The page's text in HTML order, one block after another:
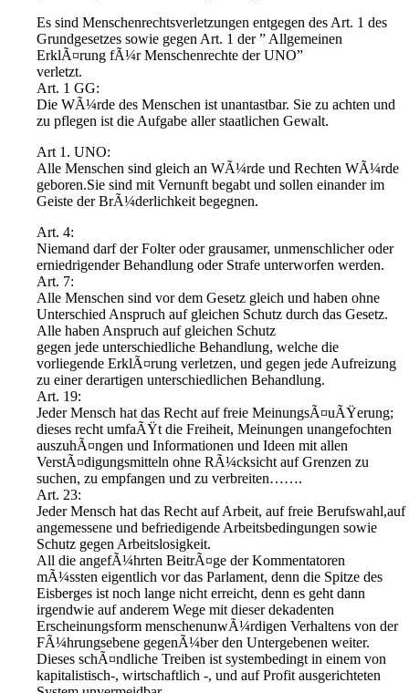
Es sind Menschenrechtsverletzungen entgegen des Art. 1 des
Grundgesetzes sowie gegen Art. 1 der ” Allgemeinen
ErklÃ¤rung fÃ¼r Menschenrechte der UNO”
verletzt.
Art. 1 GG:
Die WÃ¼rde des Menschen ist unantastbar. Sie zu achten und
zu pflegen ist die Aufgabe aller staatlichen Gewalt.
Art 1. UNO:
Alle Menschen sind gleich an WÃ¼rde und Rechten WÃ¼rde
geboren.Sie sind mit Vernunft begabt und sollen einander im
Geiste der BrÃ¼derlichkeit begegnen.
Art. 4:
Niemand darf der Folter oder grausamer, unmenschlicher oder
erniedrigender Behandlung oder Strafe unterworfen werden.
Art. 7:
Alle Menschen sind vor dem Gesetz gleich und haben ohne
Unterschied Anspruch auf gleichen Schutz durch das Gesetz.
Alle haben Anspruch auf gleichen Schutz
gegen jede unterschiedliche Behandlung, welche die
vorliegende ErklÃ¤rung verletzen, und gegen jede Aufreizung
zu einer derartigen unterschiedlichen Behandlung.
Art. 19:
Jeder Mensch hat das Recht auf freie MeinungsÃ¤uÃŸerung;
dieses recht umfaÃŸt die Freiheit, Meinungen unangefochten
auszuhÃ¤ngen und Informationen und Ideen mit allen
VerstÃ¤digungsmitteln ohne RÃ¼cksicht auf Grenzen zu
suchen, zu empfangen und zu verbreiten…….
Art. 23:
Jeder Mensch hat das Recht auf Arbeit, auf freie Berufswahl,auf
angemessene und befriedigende Arbeitsbedingungen sowie
Schutz gegen Arbeitslosigkeit.
All die angefÃ¼hrten BeitrÃ¤ge der Kommentatoren
mÃ¼ssten eigentlich vor das Parlament, denn die Spitze des
Eisberges ist noch lange nicht erreicht, denn es geht dann
irgendwie auf anderem Wege mit dieser dekadenten
Erscheinungsform menschenunwÃ¼rdigen Verhaltens von der
FÃ¼hrungsebene gegenÃ¼ber den Untergebenen weiter.
Dieses schÃ¤ndliche Treiben ist systembedingt in einem von
kapitalistisch-, wirtschaftlich -, und auf Profit ausgerichteten